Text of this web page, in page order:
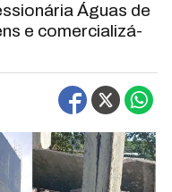
Águas de
e comercializá-